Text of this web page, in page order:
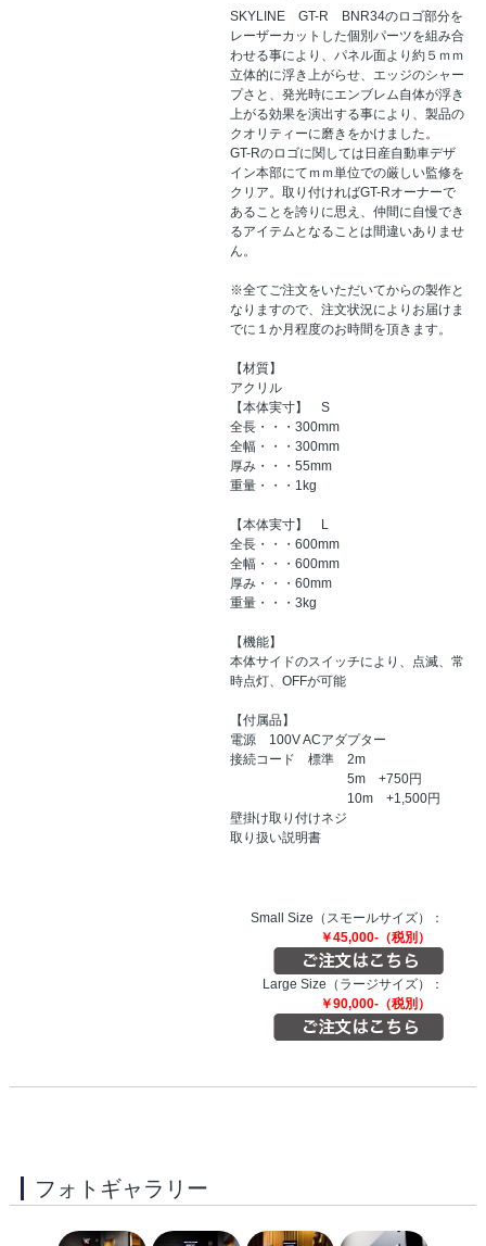
SKYLINE GT-R BNR34のロゴ部分を
レーザーカットした個別パーツを組み合
わせる事により、パネル面より約５ｍｍ
立体的に浮き上がらせ、エッジのシャー
プさと、発光時にエンブレム自体が浮き
上がる効果を演出する事により、製品の
クオリティーに磨きをかけました。
GT-Rのロゴに関しては日産自動車デザ
イン本部にてｍｍ単位での厳しい監修を
クリア。取り付ければGT-Rオーナーで
あることを誇りに思え、仲間に自慢でき
るアイテムとなることは間違いありませ
ん。
※全てご注文をいただいてからの製作と
なりますので、注文状況によりお届けま
でに１か月程度のお時間を頂きます。
【材質】
アクリル
【本体実寸】 S
全長・・・300mm
全幅・・・300mm
厚み・・・55mm
重量・・・1kg
【本体実寸】 L
全長・・・600mm
全幅・・・600mm
厚み・・・60mm
重量・・・3kg
【機能】
本体サイドのスイッチにより、点滅、常
時点灯、OFFが可能
【付属品】
電源 100V ACアダプター
接続コード 標準 2m
5m +750円
10m +1,500円
壁掛け取り付けネジ
取り扱い説明書
Small Size（スモールサイズ）：
￥45,000-（税別）
Large Size（ラージサイズ）：
￥90,000-（税別）
フォトギャラリー